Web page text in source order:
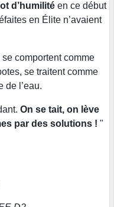
d’humilité en ce début
en Élite n’avaient
se comportent comme
se traitent comme
de l’eau.
On se tait, on lève
par des solutions ! "